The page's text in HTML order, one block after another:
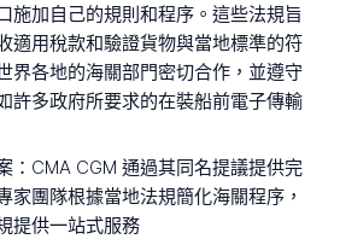
施加自己的規則和程序。這些法規旨
適用稅款和驗證貨物與當地標準的符
界各地的海關部門密切合作，並遵守
許多政府所要求的在裝船前電子傳輸
： CMA CGM 通過其同名提議提供完
家團隊根據當地法規簡化海關程序，
提供一站式服務